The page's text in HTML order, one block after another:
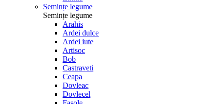
Semințe legume
Semințe legume
Arahis
Ardei dulce
Ardei iute
Artisoc
Bob
Castraveti
Ceapa
Dovleac
Dovlecel